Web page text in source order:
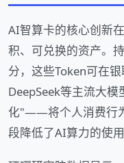
AI智算卡的核心创新
积、可兑换的资产。
分，这些Token可在
DeepSeek等主流大
化"——将个人消费行
段降低了AI算力的使用